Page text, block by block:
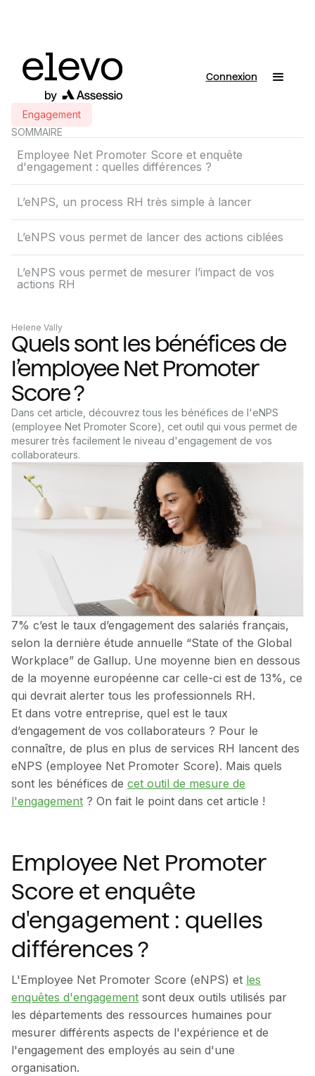
Connexion
Engagement
SOMMAIRE
Employee Net Promoter Score et enquête
d'engagement : quelles différences ?
L’eNPS, un process RH très simple à lancer
L’eNPS vous permet de lancer des actions ciblées
L’eNPS vous permet de mesurer l’impact de vos
actions RH
Helene Vally
Quels sont les bénéfices de
l’employee Net Promoter
Score ?
Dans cet article, découvrez tous les bénéfices de l'eNPS
(employee Net Promoter Score), cet outil qui vous permet de
mesurer très facilement le niveau d'engagement de vos
collaborateurs.
7% c’est le taux d’engagement des salariés français,
selon la dernière étude annuelle “State of the Global
Workplace” de Gallup. Une moyenne bien en dessous
de la moyenne européenne car celle-ci est de 13%, ce
qui devrait alerter tous les professionnels RH.
Et dans votre entreprise, quel est le taux
d’engagement de vos collaborateurs ? Pour le
connaître, de plus en plus de services RH lancent des
eNPS (employee Net Promoter Score). Mais quels
sont les bénéfices de cet outil de mesure de
l'engagement ? On fait le point dans cet article !
Employee Net Promoter
Score et enquête
d'engagement : quelles
différences ?
L'Employee Net Promoter Score (eNPS) et les
enquêtes d'engagement sont deux outils utilisés par
les départements des ressources humaines pour
mesurer différents aspects de l'expérience et de
l'engagement des employés au sein d'une
organisation.